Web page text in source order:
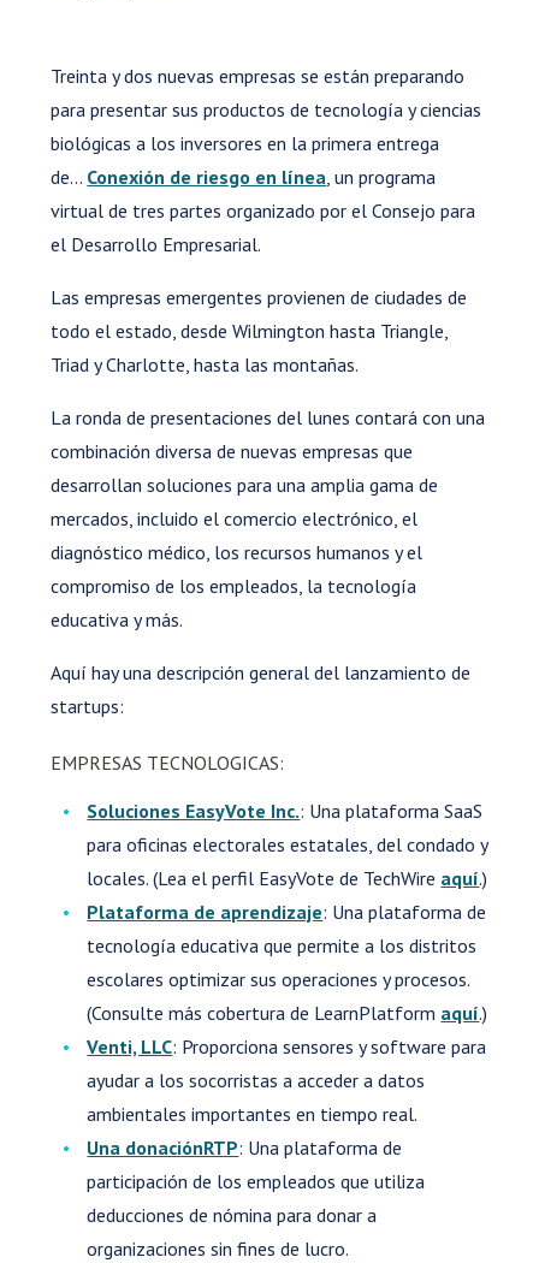
Treinta y dos nuevas empresas se están preparando
para presentar sus productos de tecnología y ciencias
biológicas a los inversores en la primera entrega
de... Conexión de riesgo en línea , un programa
virtual de tres partes organizado por el Consejo para
el Desarrollo Empresarial.
Las empresas emergentes provienen de ciudades de
todo el estado, desde Wilmington hasta Triangle,
Triad y Charlotte, hasta las montañas.
La ronda de presentaciones del lunes contará con una
combinación diversa de nuevas empresas que
desarrollan soluciones para una amplia gama de
mercados, incluido el comercio electrónico, el
diagnóstico médico, los recursos humanos y el
compromiso de los empleados, la tecnología
educativa y más.
Aquí hay una descripción general del lanzamiento de
startups:
EMPRESAS TECNOLOGICAS:
Soluciones EasyVote Inc.: Una plataforma SaaS
para oficinas electorales estatales, del condado y
locales. (Lea el perfil EasyVote de TechWire aquí.)
Plataforma de aprendizaje: Una plataforma de
tecnología educativa que permite a los distritos
escolares optimizar sus operaciones y procesos.
(Consulte más cobertura de LearnPlatform aquí.)
Venti, LLC: Proporciona sensores y software para
ayudar a los socorristas a acceder a datos
ambientales importantes en tiempo real.
Una donaciónRTP: Una plataforma de
participación de los empleados que utiliza
deducciones de nómina para donar a
organizaciones sin fines de lucro.